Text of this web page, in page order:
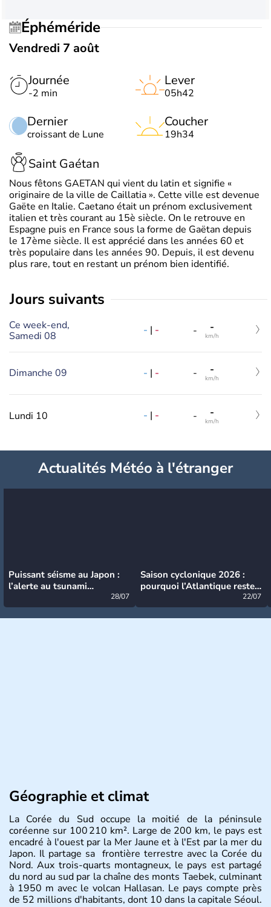
Éphéméride
Vendredi 7 août
Journée
-2 min
Dernier
croissant de Lune
Lever
05h42
Coucher
19h34
Saint Gaétan
Nous fêtons GAETAN qui vient du latin et signifie «
originaire de la ville de Caillatia ». Cette ville est devenue
Gaëte en Italie. Caetano était un prénom exclusivement
italien et très courant au 15è siècle. On le retrouve en
Espagne puis en France sous la forme de Gaëtan depuis
le 17ème siècle. Il est apprécié dans les années 60 et
très populaire dans les années 90. Depuis, il est devenu
plus rare, tout en restant un prénom bien identifié.
jours suivants
Ce week-end,
Samedi 08
- | - - -
km/h
Dimanche 09 - | - - -
km/h
Lundi 10 - | - - -
km/h
Actualités Météo à l'étranger
Puissant séisme au Japon :
l’alerte au tsunami
28/07
Saison cyclonique 2026 :
pourquoi l’Atlantique reste
22/07
Géographie et climat
La Corée du Sud occupe la moitié de la péninsule
coréenne sur 100 210 km². Large de 200 km, le pays est
encadré à l'ouest par la Mer Jaune et à l'Est par la mer du
Japon. Il partage sa frontière terrestre avec la Corée du
Nord. Aux trois-quarts montagneux, le pays est partagé
du nord au sud par la chaîne des monts Taebek, culminant
à 1950 m avec le volcan Hallasan. Le pays compte près
de 52 millions d'habitants, dont 10 dans la capitale Séoul.